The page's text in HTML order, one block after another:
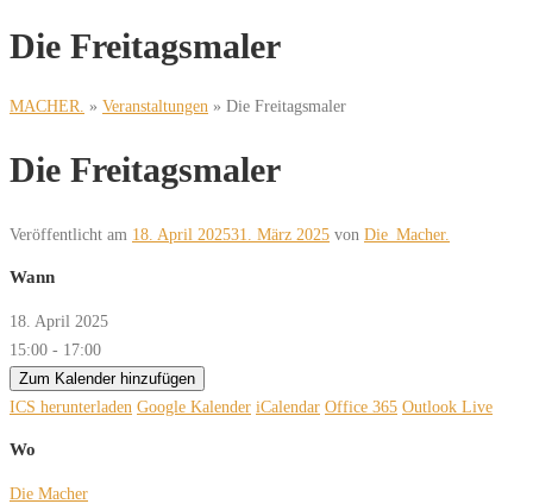
Die Freitagsmaler
MACHER. » Veranstaltungen » Die Freitagsmaler
Die Freitagsmaler
Veröffentlicht am 18. April 202531. März 2025 von Die_Macher.
Wann
18. April 2025
15:00 - 17:00
Zum Kalender hinzufügen
ICS herunterladen Google Kalender iCalendar Office 365 Outlook Live
Wo
Die Macher